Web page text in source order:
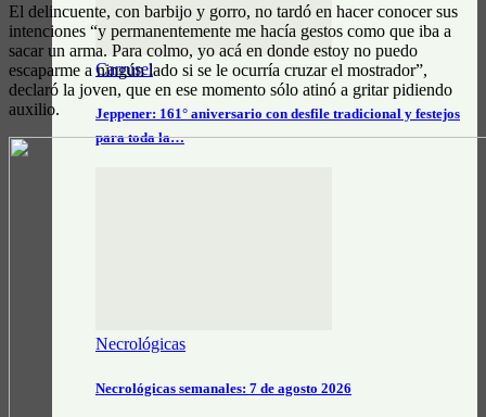
Carrusel
Jeppener: 161° aniversario con desfile tradicional y festejos
para toda la…
Necrológicas
Necrológicas semanales: 7 de agosto 2026
El delincuente, con barbijo y gorro, no tardó en hacer conocer sus
intenciones “y permanentemente me hacía gestos como que iba a
sacar un arma. Para colmo, yo acá en donde estoy no puedo
escaparme a ningún lado si se le ocurría cruzar el mostrador”,
declaró la joven, que en ese momento sólo atinó a gritar pidiendo
auxilio.